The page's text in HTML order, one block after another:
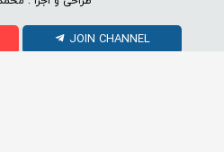
JOIN CHANNEL